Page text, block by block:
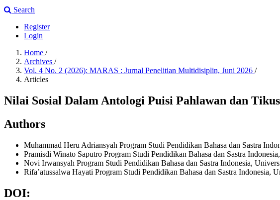
Search
Register
Login
Home /
Archives /
Vol. 4 No. 2 (2026): MARAS : Jurnal Penelitian Multidisiplin, Juni 2026 /
Articles
Nilai Sosial Dalam Antologi Puisi Pahlawan dan
Authors
Muhammad Heru Adriansyah Program Studi Pendidikan Bahasa dan Sastra
Pramisdi Winato Saputro Program Studi Pendidikan Bahasa dan Sastra
Novi Irwansyah Program Studi Pendidikan Bahasa dan Sastra Indonesia,
Rifa’atussalwa Hayati Program Studi Pendidikan Bahasa dan Sastra Indonesia,
DOI: